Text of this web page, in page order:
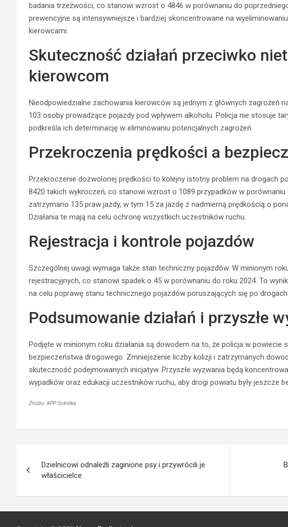
badania trzeźwości, co stanowi wzrost o 4846 w porównaniu do
prewencyjne są intensywniejsze i bardziej skoncentrowane na
kierowcami.
Skuteczność działań przeciwko
kierowcom
Nieodpowiedzialne zachowania kierowców są jednym z głównych zagrożeń
103 osoby prowadzące pojazdy pod wpływem alkoholu. Policja nie stosuje
podkreśla ich determinację w eliminowaniu potencjalnych zagrożeń.
Przekroczenia prędkości a
Przekroczenie dozwolonej prędkości to kolejny istotny problem na drogach
8420 takich wykroczeń, co stanowi wzrost o 1089 przypadków w
zatrzymano 135 praw jazdy, w tym 15 za jazdę z nadmierną prędkością o
Działania te mają na celu ochronę wszystkich uczestników ruchu.
Rejestracja i kontrole pojazdów
Szczególnej uwagi wymaga także stan techniczny pojazdów. W minionym
rejestracyjnych, co stanowi spadek o 45 w porównaniu do roku 2024. To
na celu poprawę stanu technicznego pojazdów poruszających się po
Podsumowanie działań i przyszłe
Podjęte w minionym roku działania są dowodem na to, że policja w powiecie
bezpieczeństwa drogowego. Zmniejszenie liczby kolizji i zatrzymanych
skuteczność podejmowanych inicjatyw. Przyszłe wyzwania będą
wypadków oraz edukacji uczestników ruchu, aby drogi powiatu były jeszcze
Źródło: KPP Sokółka
wpisu
Dzielnicowi odnaleźli zaginione psy i przywrócili je
właścicielce